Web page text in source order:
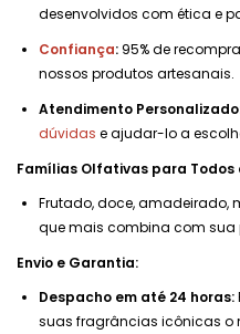
desenvolvidos com ética e
Confiança: 95% de
nossos produtos artesanais.
Atendimento
dúvidas e ajudar-lo a
Famílias Olfativas para Todos
Frutado, doce, amadeirado,
que mais combina com sua
Envio e Garantia:
Despacho em até 24 horas:
suas fragrâncias icônicas o